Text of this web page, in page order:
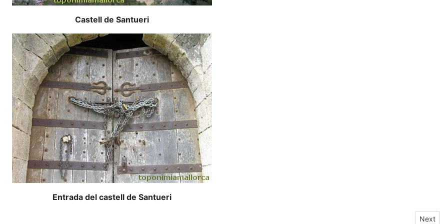
Castell de Santueri
Entrada del castell de Santueri
Next
Next